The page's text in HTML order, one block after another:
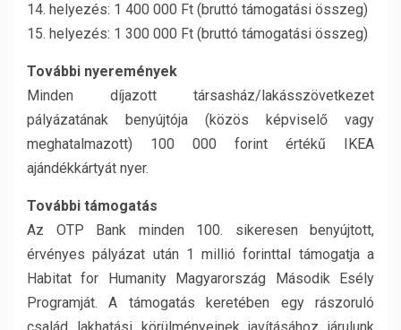
14. helyezés: 1 400 000 Ft (bruttó támogatási összeg)
15. helyezés: 1 300 000 Ft (bruttó támogatási összeg)
További nyeremények
Minden díjazott társasház/lakásszövetkezet
pályázatának benyújtója (közös képviselő vagy
meghatalmazott) 100 000 forint értékű IKEA
ajándékkártyát nyer.
További támogatás
Az OTP Bank minden 100. sikeresen benyújtott,
érvényes pályázat után 1 millió forinttal támogatja a
Habitat for Humanity Magyarország Második Esély
Programját. A támogatás keretében egy rászoruló